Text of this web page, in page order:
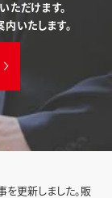
を更新しました。販
だけます。
いたします。